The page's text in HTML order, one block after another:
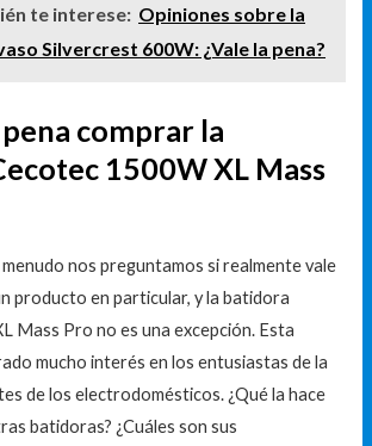
te interese: Opiniones sobre la
Silvercrest 600W: ¿Vale la pena?
pena comprar la
1500W XL Mass
nos preguntamos si realmente vale
producto en particular, y la batidora
Mass Pro no es una excepción. Esta
mucho interés en los entusiastas de la
de los electrodomésticos. ¿Qué la hace
batidoras? ¿Cuáles son sus